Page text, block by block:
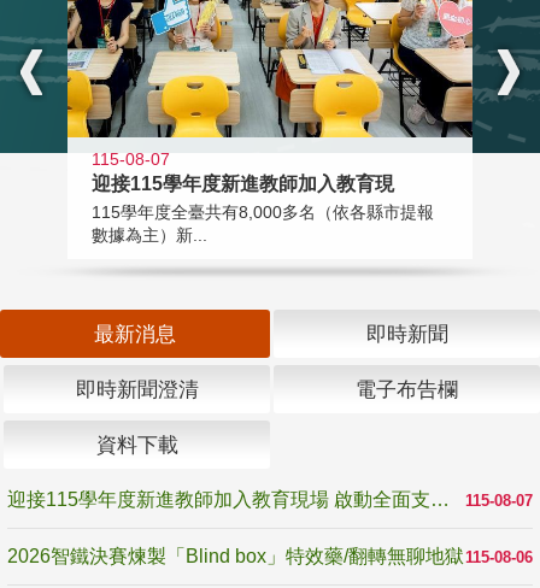
115-08-07
迎接115學年度新進教師加入教育現
115學年度全臺共有8,000多名（依各縣市提報
數據為主）新...
最新消息 即時新聞
即時新聞澄清 電子布告欄
資料下載
115-08-07
迎接115學年度新進教師加入教育現場 啟動全面支持陪伴
115-08-06
2026智鐵決賽煉製「Blind box」特效藥/翻轉無聊地獄